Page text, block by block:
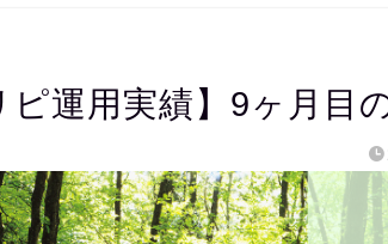
ピ運用実績】9ヶ月目